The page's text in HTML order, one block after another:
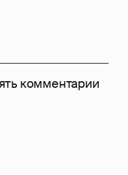
комментарии